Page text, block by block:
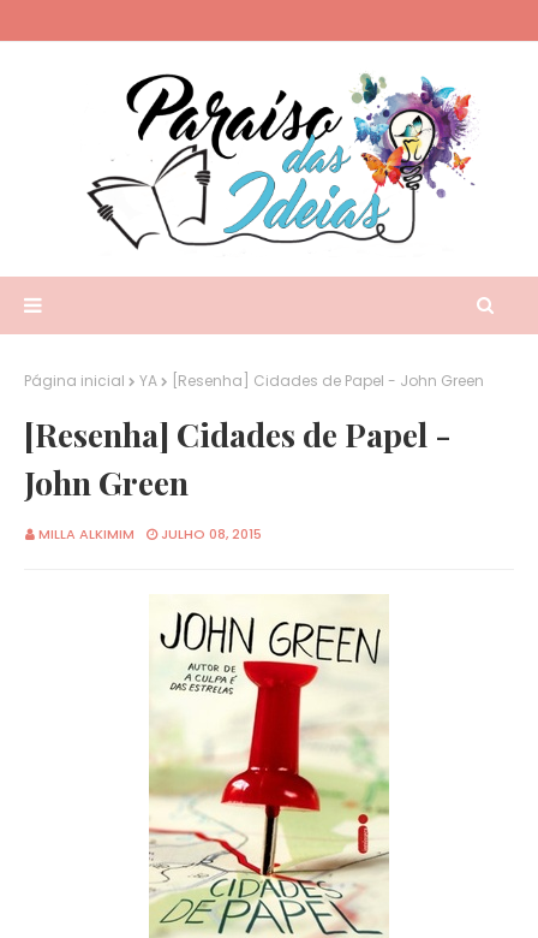
Página inicial YA [Resenha] Cidades de Papel - John Green
[Resenha] Cidades de Papel -
John Green
MILLA ALKIMIM JULHO 08, 2015